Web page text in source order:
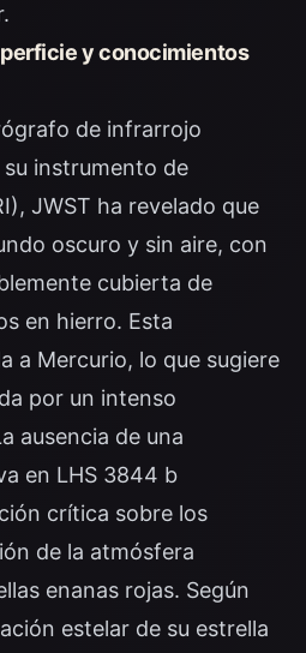
y conocimientos
de infrarrojo
instrumento de
JWST ha revelado que
oscuro y sin aire, con
cubierta de
en hierro. Esta
a Mercurio, lo que sugiere
por un intenso
ausencia de una
en LHS 3844 b
crítica sobre los
de la atmósfera
enanas rojas. Según
estelar de su estrella